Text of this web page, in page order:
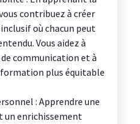
contribuez à créer
où chacun peut
Vous aidez à
communication et à
plus équitable
: Apprendre une
un enrichissement